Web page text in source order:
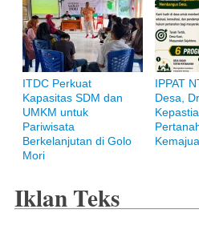
ITDC Perkuat
Kapasitas SDM dan
UMKM untuk
Pariwisata
Berkelanjutan di Golo
Mori
IPPAT
Desa,
Iklan Teks
Bank Muamalat
Raih ketenangan dengan akses yang